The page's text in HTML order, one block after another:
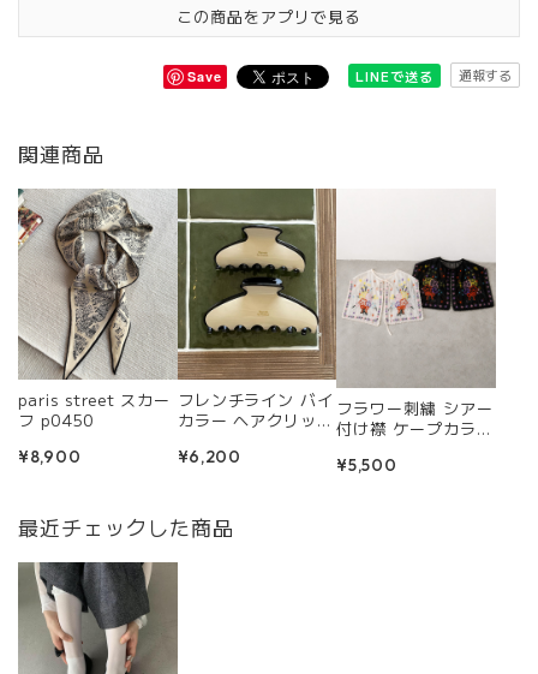
この商品をアプリで見る
Save LINEで送る 通報する
関連商品
paris street スカー
フ p0450
¥8,900
フレンチライン バイ
カラー ヘアクリップ
¥6,200
フラワー刺繍 シアー
付け襟 ケープカラー
¥5,500
最近チェックした商品